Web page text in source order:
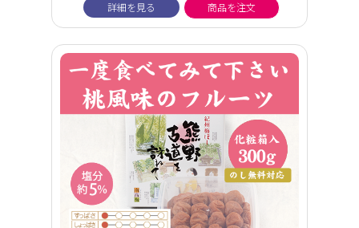
詳細を見る 商品を注文